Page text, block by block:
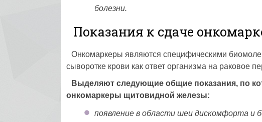
болезни.
Показания к сдаче
Онкомаркеры являются специфическими
сыворотке крови как ответ организма на раковое
Выделяют следующие общие показания, по
онкомаркеры щитовидной железы:
появление в области шеи дискомфорта и